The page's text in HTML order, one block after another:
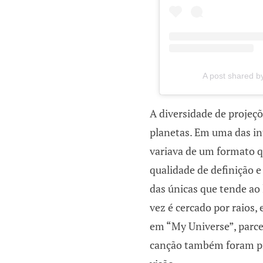
A post shared
A diversidade de
planetas. Em uma das
variava de um formato
qualidade de definição
das únicas que tende
vez é cercado por raios,
em “My Universe”,
canção também foram